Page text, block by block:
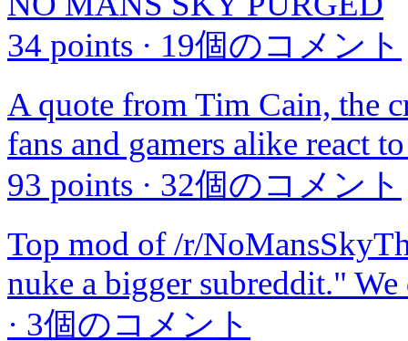
34 points · 19個のコメント
A quote from Tim Cain, the
fans and gamers alike react
93 points · 32個のコメント
Top mod of /r/
nuke a bigger subreddit."
· 3個のコメント